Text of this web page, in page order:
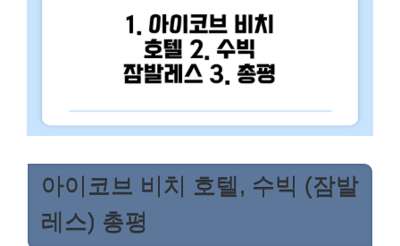
아이코브 비치 호텔, 수빅 (잠발
레스) 총평